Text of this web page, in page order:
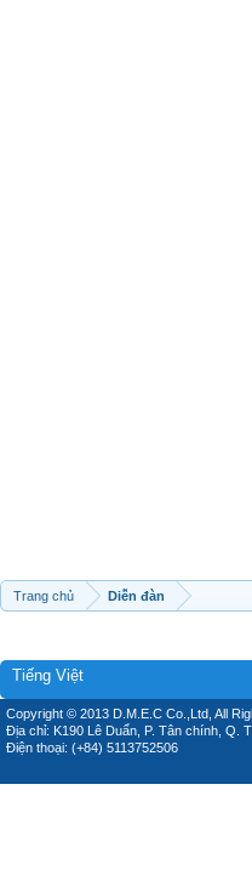
Trang chủ Diễn đàn
Tiếng Việt
Copyright © 2013 D.M.E.C Co.,Ltd, All
Địa chỉ: K190 Lê Duẩn, P. Tân chính, Q.
Điện thoại: (+84) 5113752506